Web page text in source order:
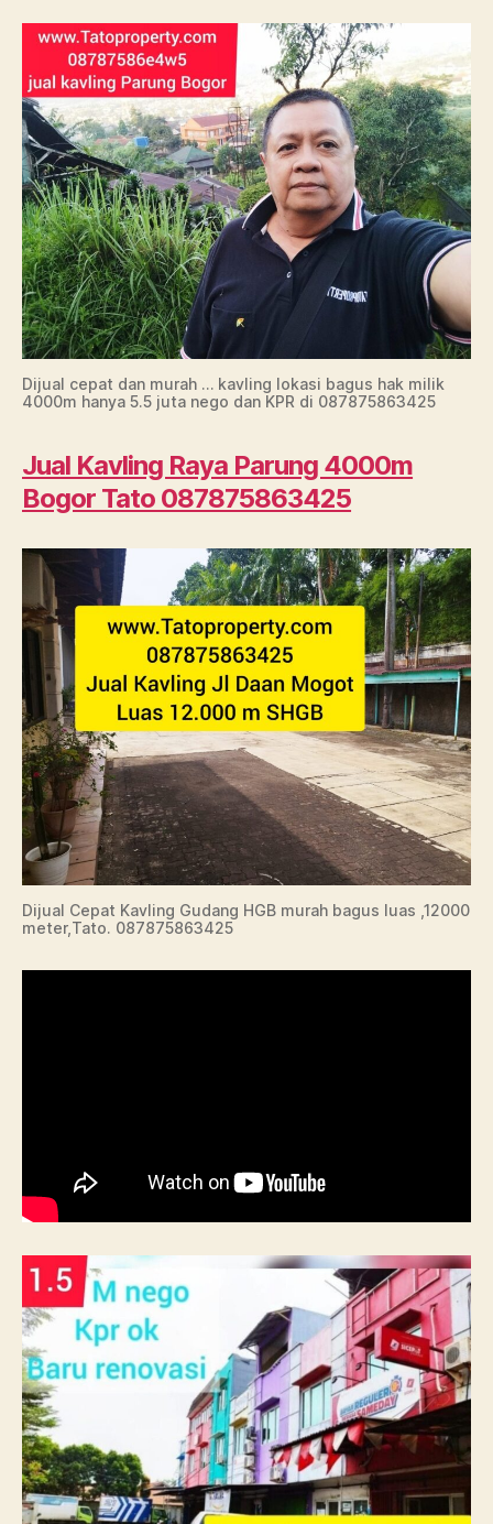
Dijual cepat dan murah … kavling lokasi bagus hak milik
4000m hanya 5.5 juta nego dan KPR di 087875863425
Jual Kavling Raya Parung 4000m
Bogor Tato 087875863425
Dijual Cepat Kavling Gudang HGB murah bagus luas ,12000
meter,Tato. 087875863425